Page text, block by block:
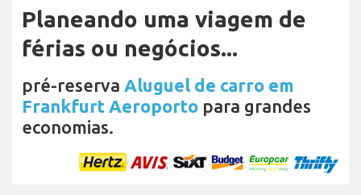
Planeando uma viagem de
férias ou negócios...
pré-reserva Aluguel de carro em
Frankfurt Aeroporto para grandes
economias.